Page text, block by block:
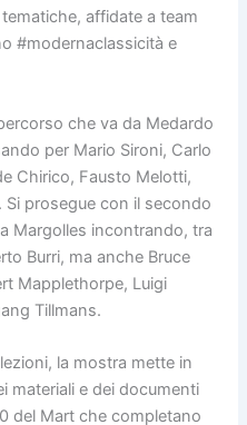
affidate a team
#modernaclassicità e
che va da Medardo
per Mario Sironi, Carlo
Chirico, Fausto Melotti,
prosegue con il secondo
Margolles incontrando, tra
Burri, ma anche Bruce
Mapplethorpe, Luigi
Tillmans.
la mostra mette in
materiali e dei documenti
del Mart che completano